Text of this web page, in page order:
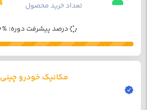
تعداد خرید محصول
درصد پیشرفت دوره: %100
مکانیک خودرو چینی